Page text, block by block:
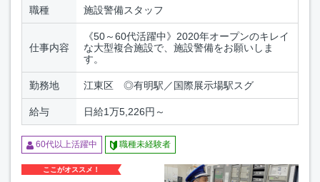
職種 施設警備スタッフ
仕事内容
《50～60代活躍中》2020年オープンのキレイ
な大型複合施設で、施設警備をお願いしま
す。
勤務地 江東区 ◎有明駅／国際展示場駅スグ
給与 日給1万5,226円～
60代以上活躍中 職種未経験者
ここがオススメ！